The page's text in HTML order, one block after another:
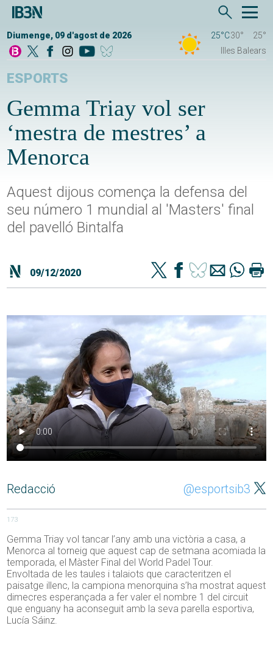
Diumenge, 09 d'agost de 2026 25°C30°
25°
Illes Balears
ESPORTS
Gemma Triay vol ser
‘mestra de mestres’ a
Menorca
Aquest dijous comença la defensa del
seu número 1 mundial al 'Masters' final
del pavelló Bintalfa
09/12/2020
Redacció @esportsib3
173
Gemma Triay vol tancar l’any amb una victòria a casa, a
Menorca al torneig que aquest cap de setmana acomiada la
temporada, el Màster Final del World Padel Tour.
Envoltada de les taules i talaiots que caracteritzen el
paisatge illenc, la campiona menorquina s’ha mostrat aquest
dimecres esperançada a fer valer el nombre 1 del circuit
que enguany ha aconseguit amb la seva parella esportiva,
Lucía Sáinz.